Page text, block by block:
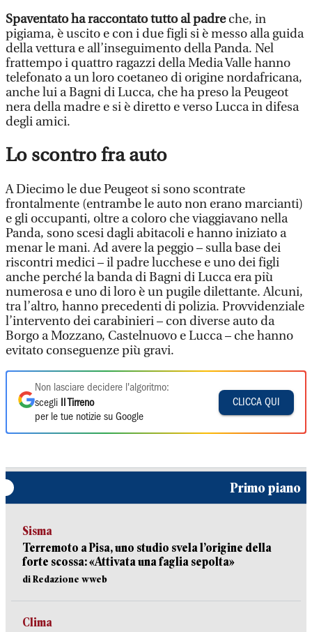
Spaventato ha raccontato tutto al padreche, in
pigiama, è uscito e con i due figli si è messo alla guida
della vettura e all’inseguimento della Panda. Nel
frattempo i quattro ragazzi della Media Valle hanno
telefonato a un loro coetaneo di origine nordafricana,
anche lui a Bagni di Lucca, che ha preso la Peugeot
nera della madre e si è diretto e verso Lucca in difesa
degli amici.
Lo scontro fra auto
A Diecimo le due Peugeot si sono scontrate
frontalmente (entrambe le auto non erano marcianti)
e gli occupanti, oltre a coloro che viaggiavano nella
Panda, sono scesi dagli abitacoli e hanno iniziato a
menar le mani. Ad avere la peggio – sulla base dei
riscontri medici – il padre lucchese e uno dei figli
anche perché la banda di Bagni di Lucca era più
numerosa e uno di loro è un pugile dilettante. Alcuni,
tra l’altro, hanno precedenti di polizia. Provvidenziale
l’intervento dei carabinieri – con diverse auto da
Borgo a Mozzano, Castelnuovo e Lucca – che hanno
evitato conseguenze più gravi.
Non lasciare decidere l'algoritmo:
scegli
Il Tirreno
per le tue notizie su Google
CLICCA QUI
Primo piano
Sisma
Terremoto a Pisa, uno studio svela l’origine della
forte scossa: «Attivata una faglia sepolta»
di Redazione wweb
Clima